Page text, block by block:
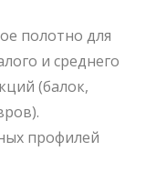
полотно для
и среднего
(балок,
профилей